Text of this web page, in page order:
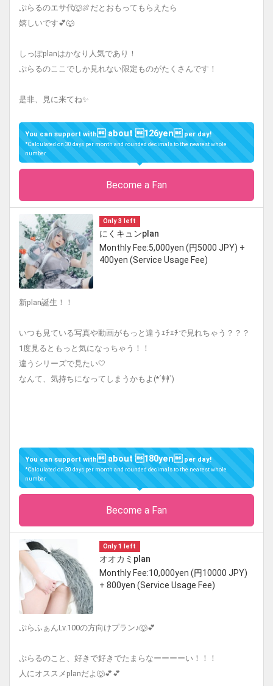
ぷらるのエサ代🐺🍖だとおもってもらえたら
嬉しいです💕🐺
しっぽplanはかなり人気であり！
ぷらるのここでしか見れない限定ものがたくさんです！
是非、見に来てね✨
You can support with about 126yenper day!
*Calculated on 30 days per month and rounded decimals to the nearest whole
number
Become a Fan
Only 3 left
にくキュンplan
Monthly Fee:5,000yen (円5000 JPY) +
400yen (Service Usage Fee)
新plan誕生！！
いつも見ている写真や動画がもっと違うｴﾁｴﾁで見れちゃう？？？
1度見るともっと気になっちゃう！！
違うシリーズで見たい🤍
なんて、気持ちになってしまうかもよ(*´艸`)
You can support with about 180yenper day!
*Calculated on 30 days per month and rounded decimals to the nearest whole
number
Become a Fan
Only 1 left
オオカミplan
Monthly Fee:10,000yen (円10000 JPY)
+ 800yen (Service Usage Fee)
ぷらふぁんLv.100の方向けプラン♪🐺💕
ぷらるのこと、好きで好きでたまらなーーーーい！！！
人にオススメplanだよ🐺💕💕